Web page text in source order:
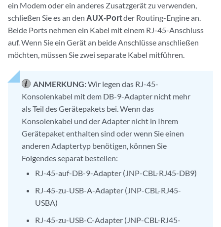
ein Modem oder ein anderes Zusatzgerät zu verwenden,
schließen Sie es an den AUX-Portder Routing-Engine an.
Beide Ports nehmen ein Kabel mit einem RJ-45-Anschluss
auf. Wenn Sie ein Gerät an beide Anschlüsse anschließen
möchten, müssen Sie zwei separate Kabel mitführen.
ANMERKUNG:Wir legen das RJ-45-
Konsolenkabel mit dem DB-9-Adapter nicht mehr
als Teil des Gerätepakets bei. Wenn das
Konsolenkabel und der Adapter nicht in Ihrem
Gerätepaket enthalten sind oder wenn Sie einen
anderen Adaptertyp benötigen, können Sie
Folgendes separat bestellen:
RJ-45-auf-DB-9-Adapter (JNP-CBL-RJ45-DB9)
RJ-45-zu-USB-A-Adapter (JNP-CBL-RJ45-
USBA)
RJ-45-zu-USB-C-Adapter (JNP-CBL-RJ45-